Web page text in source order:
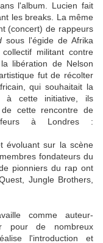
l'album. Lucien fait
les breaks. La même
(concert) de rappeurs
sous l'égide de Afrika
militant contre
libération de Nelson
fut de récolter
qui souhaitait la
à cette initiative, ils
cette rencontre de
à Londres :
évoluant sur la scène
fondateurs du
pionniers du rap ont
Jungle Brothers,
comme auteur-
pour de nombreux
l'introduction et